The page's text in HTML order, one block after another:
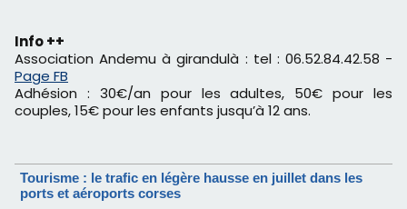
Info ++
Association Andemu à girandulà : tel : 06.52.84.42.58 -
Page FB
Adhésion : 30€/an pour les adultes, 50€ pour les
couples, 15€ pour les enfants jusqu’à 12 ans.
Tourisme : le trafic en légère hausse en juillet dans les
ports et aéroports corses